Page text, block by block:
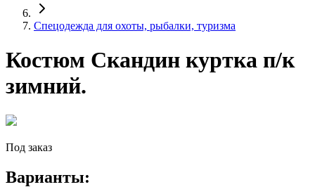
Спецодежда для охоты, рыбалки, туризма
Костюм Скандин куртка п/к
зимний.
Под заказ
Варианты: